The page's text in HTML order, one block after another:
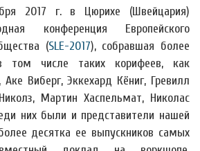
2017 г. в Цюрихе (Швейцария)
конференция Европейского
(SLE-2017), собравшая более
том числе таких корифеев, как
Виберг, Эккехард Кёниг, Гревилл
Мартин Хаспельмат, Николас
них были и представители нашей
десятка ее выпускников самых